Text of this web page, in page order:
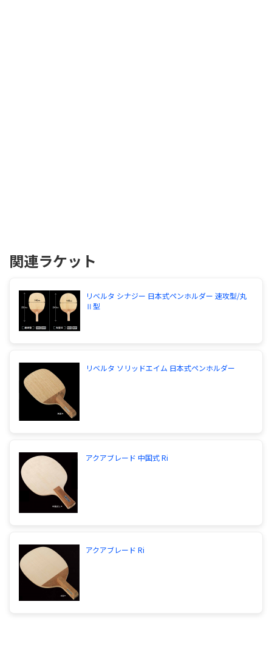
関連ラケット
リベルタ シナジー 日本式ペンホルダー 速攻型/丸
Ⅱ型
リベルタ ソリッドエイム 日本式ペンホルダー
アクアブレード 中国式 Ri
アクアブレード Ri